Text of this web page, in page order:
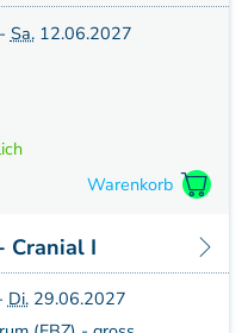
I
Sa.12.06.2027
Cranial I
Di.29.06.2027